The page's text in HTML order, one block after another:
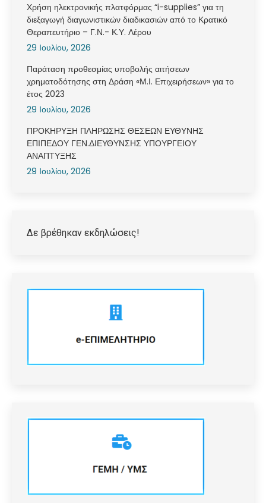
Χρήση ηλεκτρονικής πλατφόρμας “i-supplies” για τη
διεξαγωγή διαγωνιστικών διαδικασιών από το Κρατικό
Θεραπευτήριο – Γ.Ν.- Κ.Υ. Λέρου
29 Ιουλίου, 2026
Παράταση προθεσμίας υποβολής αιτήσεων
χρηματοδότησης στη Δράση «Μ.Ι. Επιχειρήσεων» για το
έτος 2023
29 Ιουλίου, 2026
ΠΡΟΚΗΡΥΞΗ ΠΛΗΡΩΣΗΣ ΘΕΣΕΩΝ ΕΥΘΥΝΗΣ
ΕΠΙΠΕΔΟΥ ΓΕΝ.ΔΙΕΥΘΥΝΣΗΣ ΥΠΟΥΡΓΕΙΟΥ
ΑΝΑΠΤΥΞΗΣ
29 Ιουλίου, 2026
Δε βρέθηκαν εκδηλώσεις!